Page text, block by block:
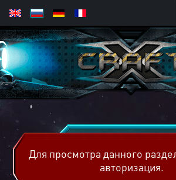
Для просмотра данного
авторизация.